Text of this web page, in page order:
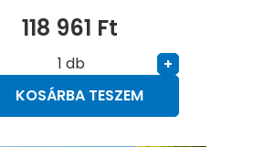
118 961 Ft
db
+
KOSÁRBA TESZEM